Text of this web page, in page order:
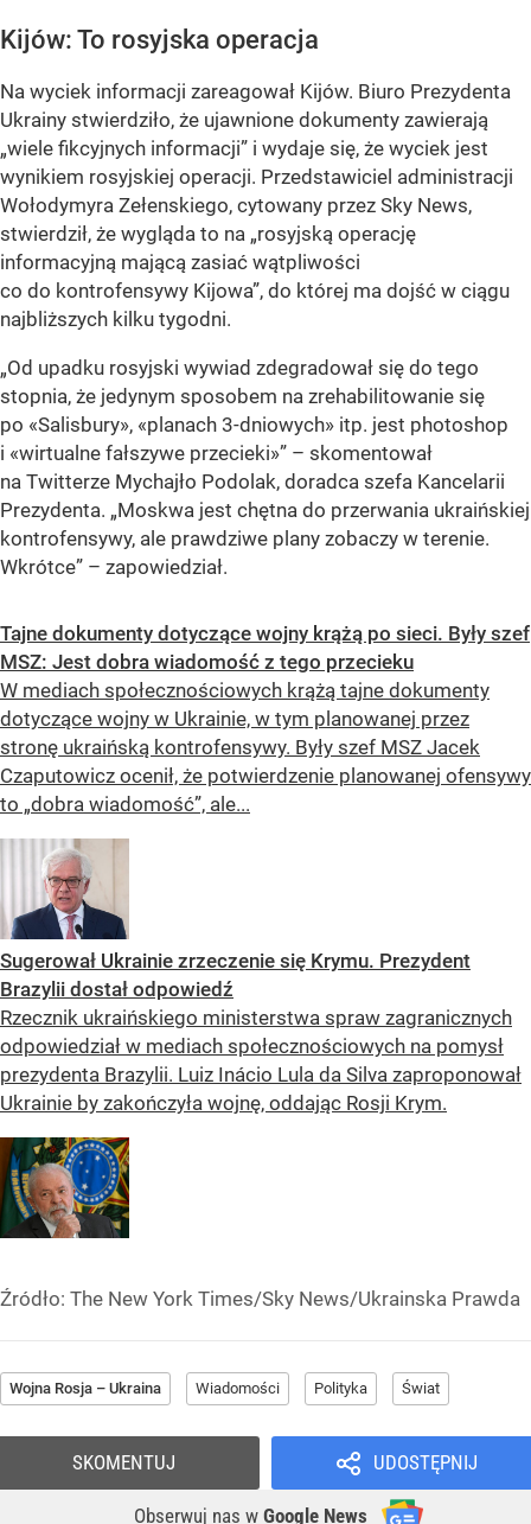
Kijów: To rosyjska operacja
Na wyciek informacji zareagował Kijów. Biuro Prezydenta
Ukrainy stwierdziło, że ujawnione dokumenty zawierają
„wiele fikcyjnych informacji” i wydaje się, że wyciek jest
wynikiem rosyjskiej operacji. Przedstawiciel administracji
Wołodymyra Zełenskiego, cytowany przez Sky News,
stwierdził, że wygląda to na „rosyjską operację
informacyjną mającą zasiać wątpliwości
co do kontrofensywy Kijowa”, do której ma dojść w ciągu
najbliższych kilku tygodni.
„Od upadku rosyjski wywiad zdegradował się do tego
stopnia, że jedynym sposobem na zrehabilitowanie się
po «Salisbury», «planach 3-dniowych» itp. jest photoshop
i «wirtualne fałszywe przecieki»” – skomentował
na Twitterze Mychajło Podolak, doradca szefa Kancelarii
Prezydenta. „Moskwa jest chętna do przerwania ukraińskiej
kontrofensywy, ale prawdziwe plany zobaczy w terenie.
Wkrótce” – zapowiedział.
Tajne dokumenty dotyczące wojny krążą po sieci. Były szef
MSZ: Jest dobra wiadomość z tego przecieku
W mediach społecznościowych krążą tajne dokumenty
dotyczące wojny w Ukrainie, w tym planowanej przez
stronę ukraińską kontrofensywy. Były szef MSZ Jacek
Czaputowicz ocenił, że potwierdzenie planowanej ofensywy
to „dobra wiadomość”, ale...
Sugerował Ukrainie zrzeczenie się Krymu. Prezydent
Brazylii dostał odpowiedź
Rzecznik ukraińskiego ministerstwa spraw zagranicznych
odpowiedział w mediach społecznościowych na pomysł
prezydenta Brazylii. Luiz Inácio Lula da Silva zaproponował
Ukrainie by zakończyła wojnę, oddając Rosji Krym.
Źródło: The New York Times/Sky News/Ukrainska Prawda
Wojna Rosja – Ukraina Wiadomości Polityka Świat
UDOSTĘPNIJ
Obserwuj nas w Google News
SKOMENTUJ